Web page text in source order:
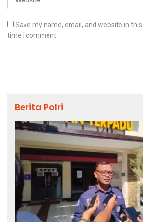
Save my name, email, and website in
time I comment.
Berita Polri